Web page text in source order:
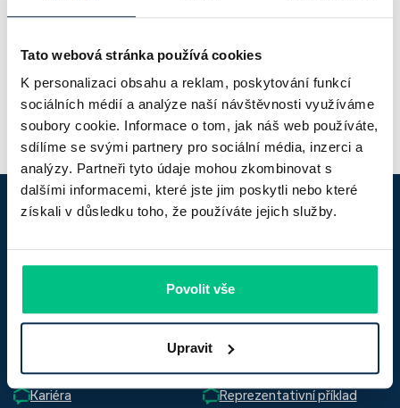
Tato webová stránka používá cookies
K personalizaci obsahu a reklam, poskytování funkcí
sociálních médií a analýze naší návštěvnosti využíváme
soubory cookie. Informace o tom, jak náš web používáte,
sdílíme se svými partnery pro sociální média, inzerci a
analýzy. Partneři tyto údaje mohou zkombinovat s
dalšími informacemi, které jste jim poskytli nebo které
získali v důsledku toho, že používáte jejich služby.
Povolit vše
Upravit
Odkaz na LinkedIn
lepšíhypotéku
Důležité odkazy
Časté dotazy
Slovník pojmů
Kariéra
Reprezentativní příklad